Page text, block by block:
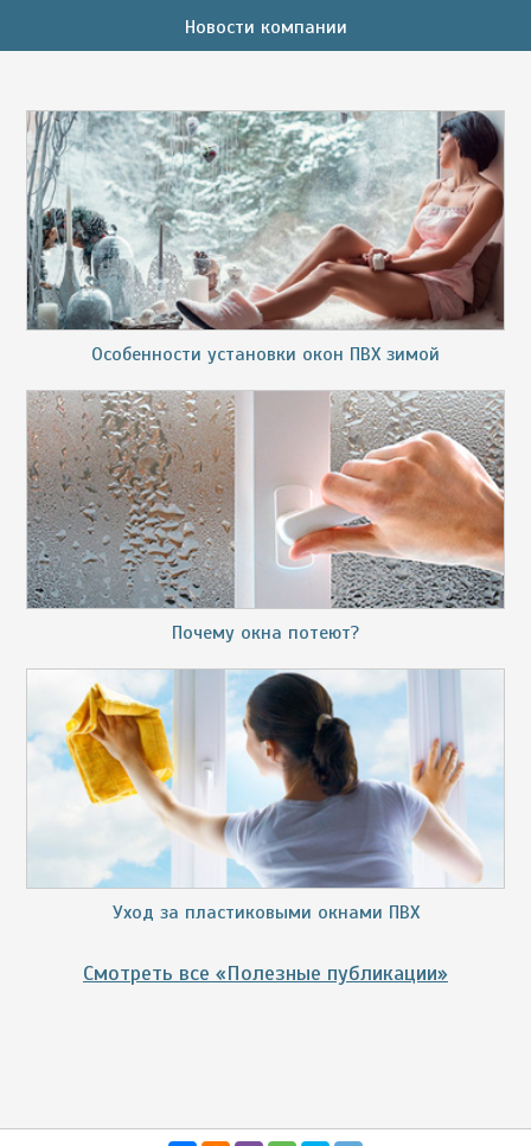
Новости компании
Особенности установки окон ПВХ зимой
Почему окна потеют?
Уход за пластиковыми окнами ПВХ
Смотреть все «Полезные публикации»